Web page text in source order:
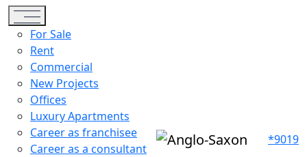
Toggle navigation
For Sale
Rent
Commercial
New Projects
Offices
Luxury Apartments
Career as franchisee
Career as a consultant
*9019